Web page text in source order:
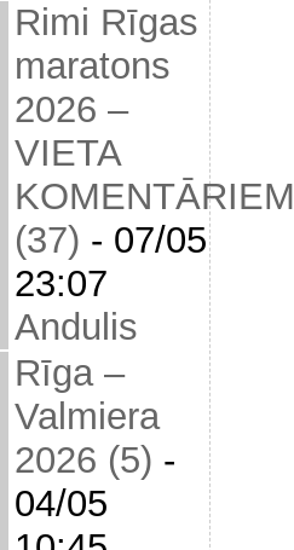
Rimi Rīgas
maratons
2026 –
VIETA
KOMENTĀRIEM
(37) - 07/05
23:07
Andulis
Rīga –
Valmiera
2026 (5) -
04/05